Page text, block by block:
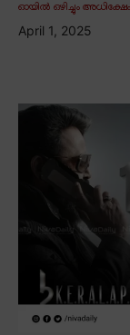
ഓയിൽ ഒഴിച്ചും
April 1, 2025